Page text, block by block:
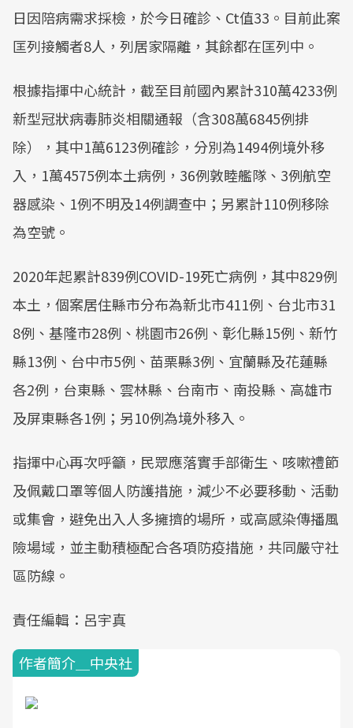
日因陪病需求採檢，於今日確診、Ct值33。目前此案
匡列接觸者8人，列居家隔離，其餘都在匡列中。
根據指揮中心統計，截至目前國內累計310萬4233例
新型冠狀病毒肺炎相關通報（含308萬6845例排
除），其中1萬6123例確診，分別為1494例境外移
入，1萬4575例本土病例，36例敦睦艦隊、3例航空
器感染、1例不明及14例調查中；另累計110例移除
為空號。
2020年起累計839例COVID-19死亡病例，其中829例
本土，個案居住縣市分布為新北市411例、台北市31
8例、基隆市28例、桃園市26例、彰化縣15例、新竹
縣13例、台中市5例、苗栗縣3例、宜蘭縣及花蓮縣
各2例，台東縣、雲林縣、台南市、南投縣、高雄市
及屏東縣各1例；另10例為境外移入。
指揮中心再次呼籲，民眾應落實手部衛生、咳嗽禮節
及佩戴口罩等個人防護措施，減少不必要移動、活動
或集會，避免出入人多擁擠的場所，或高感染傳播風
險場域，並主動積極配合各項防疫措施，共同嚴守社
區防線。
責任編輯：呂宇真
作者簡介＿中央社